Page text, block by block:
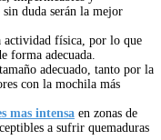
duda serán la mejor
actividad física, por lo que
forma adecuada.
adecuado, tanto por la
con la mochila más
mas intensa en zonas de
a sufrir quemaduras